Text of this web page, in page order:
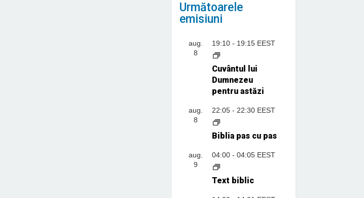
Următoarele
emisiuni
aug.
8
19:10- 19:15 EEST
Cuvântul lui
Dumnezeu
pentru astăzi
aug.
8
22:05- 22:30 EEST
Biblia pas cu pas
aug.
9
04:00- 04:05 EEST
Text biblic